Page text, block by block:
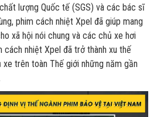
lượng Quốc tế (SGS) và các bác sĩ
phim cách nhiệt Xpel đã giúp mang
xã hội nói chung và các chủ xe hơi
cách nhiệt Xpel đã trở thành xu thế
trên toàn Thế giới những năm gần